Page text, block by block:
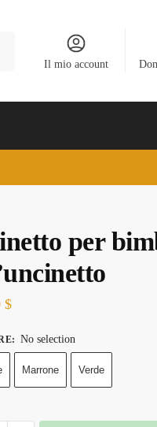
Il mio account
per
$
: No selection
Marrone Verde